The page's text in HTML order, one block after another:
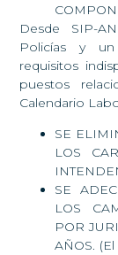
Desde SIP-
Policías y
requisitos
puestos
Calendario
SE
LOS
SE
LOS
POR
AÑOS.